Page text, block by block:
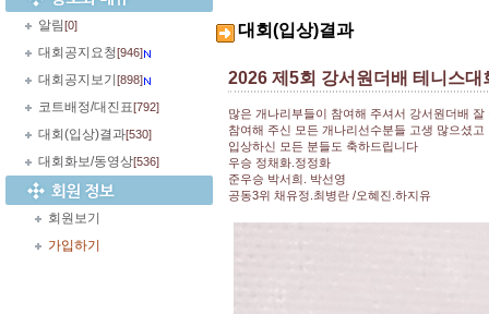
알림[0]
대회공지요청[946]
대회공지보기 [898]
코트배정/대진표[792]
대회(입상)결과[530]
대회화보/동영상[536]
회원보기
가입하기
대회(입상)결과
2026 제5회 강서원더배 테니스대
많은 개나리부들이 참여해 주셔서 강서원더배
참여해 주신 모든 개나리선수분들 고생 많으셨고
입상하신 모든 분들도 축하드립니다
우승 정채화.정정화
준우승 박서희. 박선영
공동3위 채유정.최병란 /오혜진.하지유